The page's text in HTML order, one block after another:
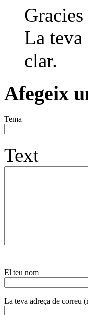
La teva
clar.
Afegeix
Tema
Text
El teu nom
La teva adreça de correu